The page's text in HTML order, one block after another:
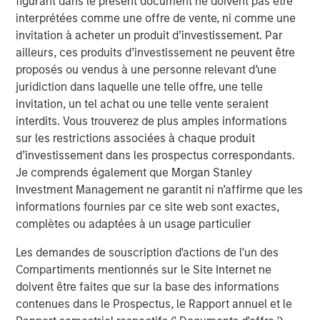
interprétées comme une offre de vente, ni comme une
invitation à acheter un produit d’investissement. Par
ailleurs, ces produits d’investissement ne peuvent être
proposés ou vendus à une personne relevant d’une
juridiction dans laquelle une telle offre, une telle
invitation, un tel achat ou une telle vente seraient
interdits. Vous trouverez de plus amples informations
sur les restrictions associées à chaque produit
d’investissement dans les prospectus correspondants.
Je comprends également que Morgan Stanley
Investment Management ne garantit ni n’affirme que les
informations fournies par ce site web sont exactes,
complètes ou adaptées à un usage particulier
Les demandes de souscription d'actions de l'un des
Compartiments mentionnés sur le Site Internet ne
doivent être faites que sur la base des informations
contenues dans le Prospectus, le Rapport annuel et le
ARTICLE
Real Estate Midyear Outlook:
Constructive Amid Fluid Backdrop
The current macroenvironment remains resilient
despite elevated volatility and divergence across
markets. As inflation and energy prices keep